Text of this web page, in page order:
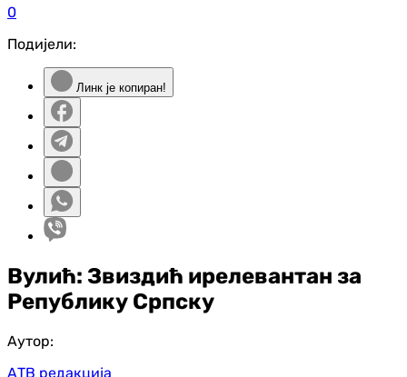
0
Подијели:
Линк је копиран!
Вулић: Звиздић ирелевантан за
Републику Српску
Аутор:
АТВ редакција